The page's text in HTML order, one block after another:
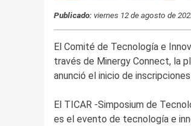
Publicado:viernes 12 de agosto de
El Comité de Tecnología e
través de Minergy Connect, la
anunció el inicio de
El TICAR -Simposium de
es el evento de tecnología e